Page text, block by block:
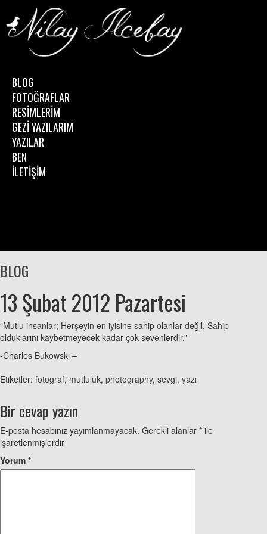
BLOG
FOTOĞRAFLAR
RESİMLERİM
GEZİ YAZILARIM
YAZILAR
BEN
İLETİŞİM
BLOG
13 Şubat 2012 Pazartesi
“Mutlu insanlar; Herşeyin en iyisine sahip olanlar değil, Sahip
olduklarını kaybetmeyecek kadar çok sevenlerdir.”
-Charles Bukowski –
Etiketler: fotograf, mutluluk, photography, sevgi, yazı
Bir cevap yazın
E-posta hesabınız yayımlanmayacak. Gerekli alanlar * ile
işaretlenmişlerdir
Yorum *